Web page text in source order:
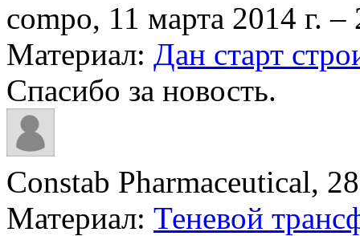
compo, 11 марта 2014 г. –
Материал: Дан старт
Спасибо за новость.
Constab Pharmaceutical,
Материал: Теневой